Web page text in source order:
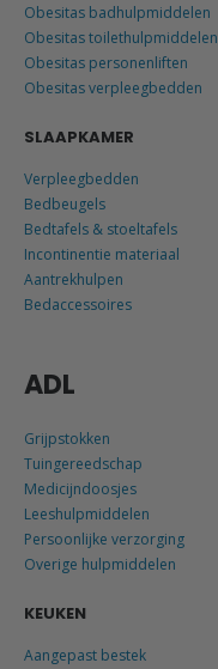
Obesitas badhulpmiddelen
Obesitas toilethulpmiddelen
Obesitas personenliften
Obesitas verpleegbedden
SLAAPKAMER
Verpleegbedden
Bedbeugels
Bedtafels & stoeltafels
Incontinentie materiaal
Aantrekhulpen
Bedaccessoires
ADL
Grijpstokken
Tuingereedschap
Medicijndoosjes
Leeshulpmiddelen
Persoonlijke verzorging
Overige hulpmiddelen
KEUKEN
Aangepast bestek